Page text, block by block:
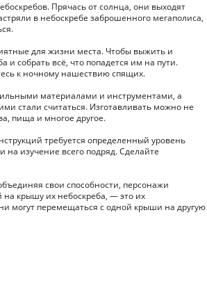
Прячась от солнца, они выходят
в небоскребе заброшенного мегаполиса,
для жизни места. Чтобы выжить и
и собрать всё, что попадется им на пути.
к ночному нашествию спящих.
материалами и инструментами, а
стали считаться. Изготавливать можно не
пища и многое другое.
требуется определенный уровень
изучение всего подряд. Сделайте
свои способности, персонажи
крышу их небоскреба, — это их
могут перемещаться с одной крыши на другую